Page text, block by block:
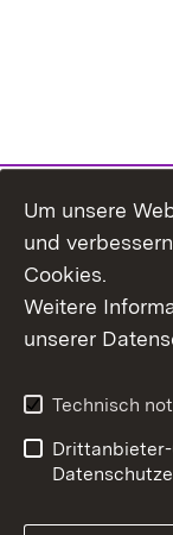
Erklärung zur
Um unsere
und
Cookies.
Weitere
unserer
Technisch